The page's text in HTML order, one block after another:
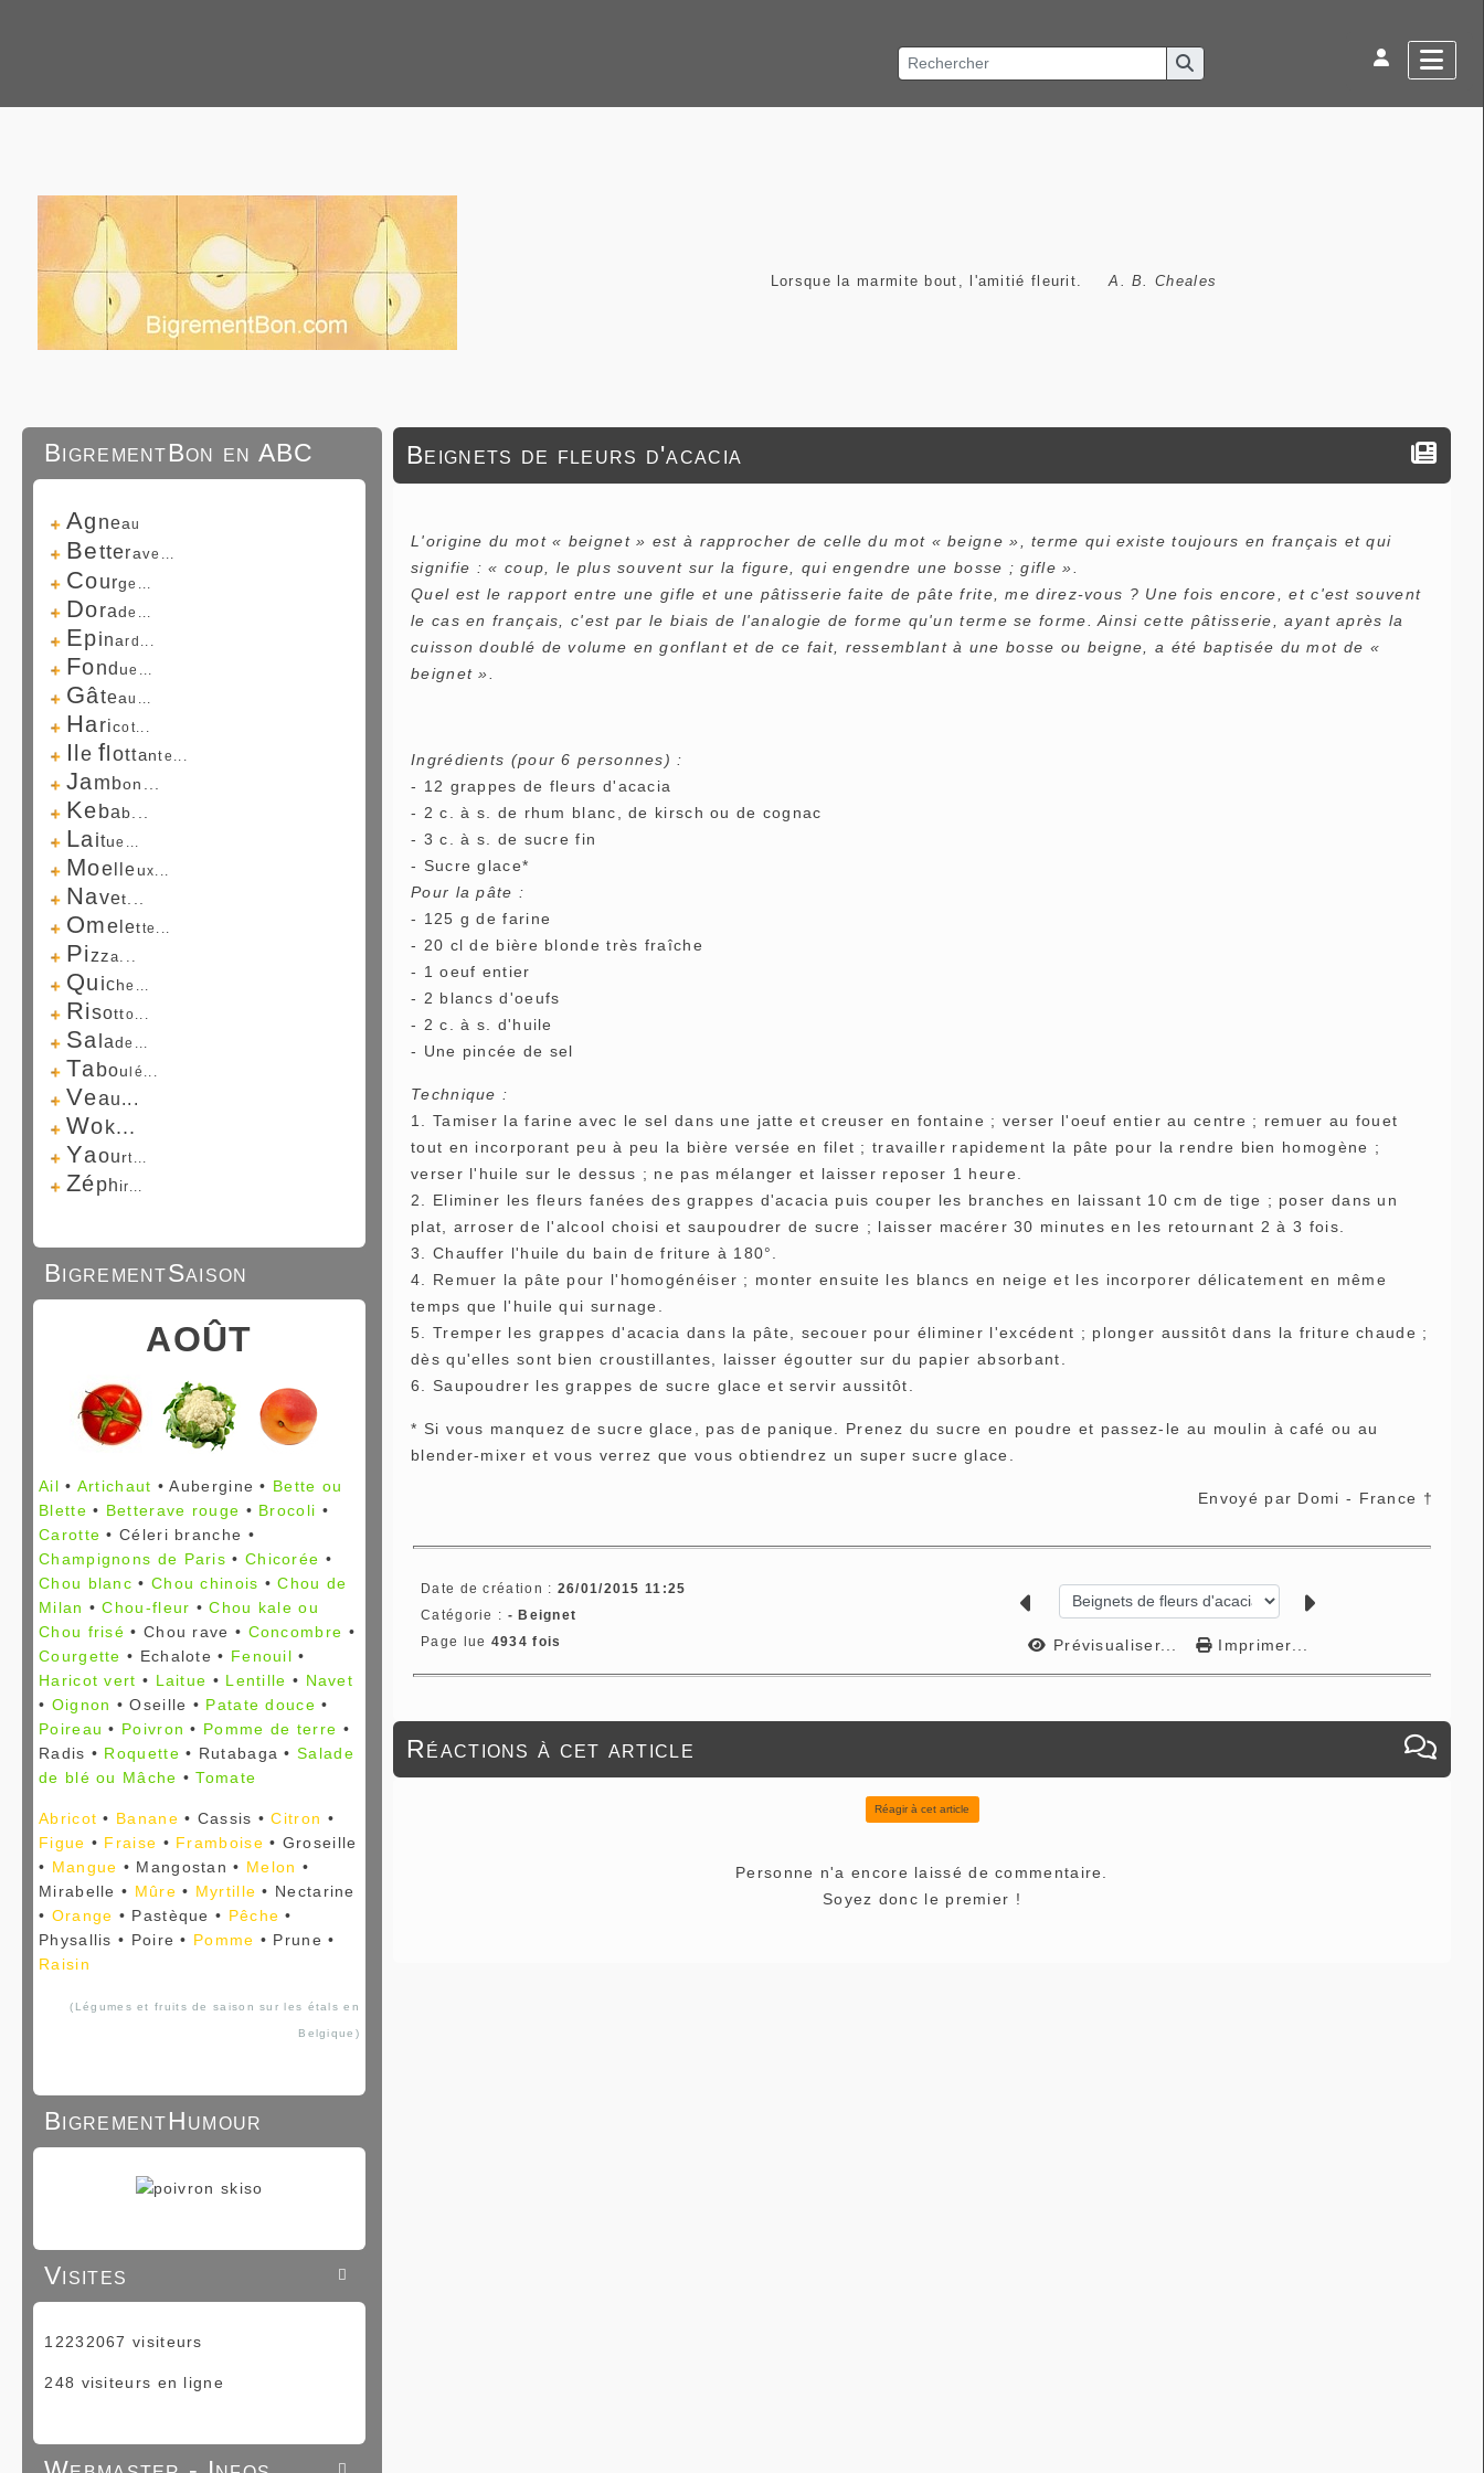
Lorsque la marmite bout, l'amitié fleurit. A. B. Cheales
BigrementBon en ABC
Ag neau
Betterave...
Courge...
Dorade...
Epinard...
Fond ue...
Gâteau...
Haricot...
I e f ottante...
Jam bon...
Ke bab...
Laitue...
Moe leux...
Navet...
Ome lette...
Pi zza...
Qu iche...
Risotto...
Sa ade...
Ta bou é...
Veau...
Wo k...
Yaourt...
Zéphir...
BigrementSaison
AOÛT
Ail • Artichaut • Aubergine • Bette ou
Blette • Betterave rouge • Brocoli •
Carotte • Céleri branche •
Champignons de Paris • Chicorée •
Chou blanc • Chou chinois •Chou de
Milan •Chou-fleur •Chou kale ou
Chou frisé • Chou rave • Concombre •
Courgette • Echalote • Fenouil •
Haricot vert • Laitue • Lentille • Navet
• Oignon • Oseille • Patate douce •
Poireau • Poivron • Pomme de terre •
Radis • Roquette • Rutabaga •Salade
de blé ou Mâche •Tomate
Abricot • Banane • Cassis •Citron •
Figue • Fraise • Framboise • Groseille
• Mangue • Mangostan • Melon •
Mirabelle • Mûre • Myrtille • Nectarine
• Orange • Pastèque • Pêche •
Physallis • Poire • Pomme • Prune •
Raisin
(Légumes et fruits de saison sur les étals en
Belgique)
BigrementHumour

Visites
12232067 visiteurs
248 visiteurs en ligne

Beignets de fleurs d'acacia
L'origine du mot « beignet » est à rapprocher de celle du mot « beigne », terme qui existe toujours en français et qui
signifie : « coup, le plus souvent sur la figure, qui engendre une bosse ; gifle ».
Quel est le rapport entre une gifle et une pâtisserie faite de pâte frite, me direz-vous ? Une fois encore, et c'est souvent
le cas en français, c'est par le biais de l'analogie de forme qu'un terme se forme. Ainsi cette pâtisserie, ayant après la
cuisson doublé de volume en gonflant et de ce fait, ressemblant à une bosse ou beigne, a été baptisée du mot de «
beignet ».
Ingrédients (pour 6 personnes) :
- 12 grappes de fleurs d'acacia
- 2 c. à s. de rhum blanc, de kirsch ou de cognac
- 3 c. à s. de sucre fin
- Sucre glace*
Pour la pâte :
- 125 g de farine
- 20 cl de bière blonde très fraîche
- 1 oeuf entier
- 2 blancs d'oeufs
- 2 c. à s. d'huile
- Une pincée de sel
Technique :
1. Tamiser la farine avec le sel dans une jatte et creuser en fontaine ; verser l'oeuf entier au centre ; remuer au fouet
tout en incorporant peu à peu la bière versée en filet ; travailler rapidement la pâte pour la rendre bien homogène ;
verser l'huile sur le dessus ; ne pas mélanger et laisser reposer 1 heure.
2. Eliminer les fleurs fanées des grappes d'acacia puis couper les branches en laissant 10 cm de tige ; poser dans un
plat, arroser de l'alcool choisi et saupoudrer de sucre ; laisser macérer 30 minutes en les retournant 2 à 3 fois.
3. Chauffer l'huile du bain de friture à 180°.
4. Remuer la pâte pour l'homogénéiser ; monter ensuite les blancs en neige et les incorporer délicatement en même
temps que l'huile qui surnage.
5. Tremper les grappes d'acacia dans la pâte, secouer pour éliminer l'excédent ; plonger aussitôt dans la friture chaude ;
dès qu'elles sont bien croustillantes, laisser égoutter sur du papier absorbant.
6. Saupoudrer les grappes de sucre glace et servir aussitôt.
* Si vous manquez de sucre glace, pas de panique. Prenez du sucre en poudre et passez-le au moulin à café ou au
blender-mixer et vous verrez que vous obtiendrez un super sucre glace.
Envoyé par Domi - France †
Date de création : 26/01/2015 11:25
Catégorie : - Beignet
Page lue 4934 fois Prévisualiser... Imprimer...
Réactions à cet article
Réagir à cet article
Personne n'a encore laissé de commentaire.
Soyez donc le premier !